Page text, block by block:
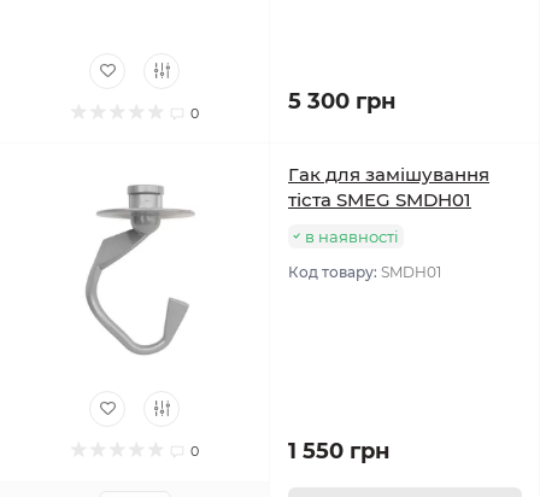
0 5 300 грн
0
Гак для замішування
тіста SMEG SMDH01
в наявності
Код товару: SMDH01
1 550 грн